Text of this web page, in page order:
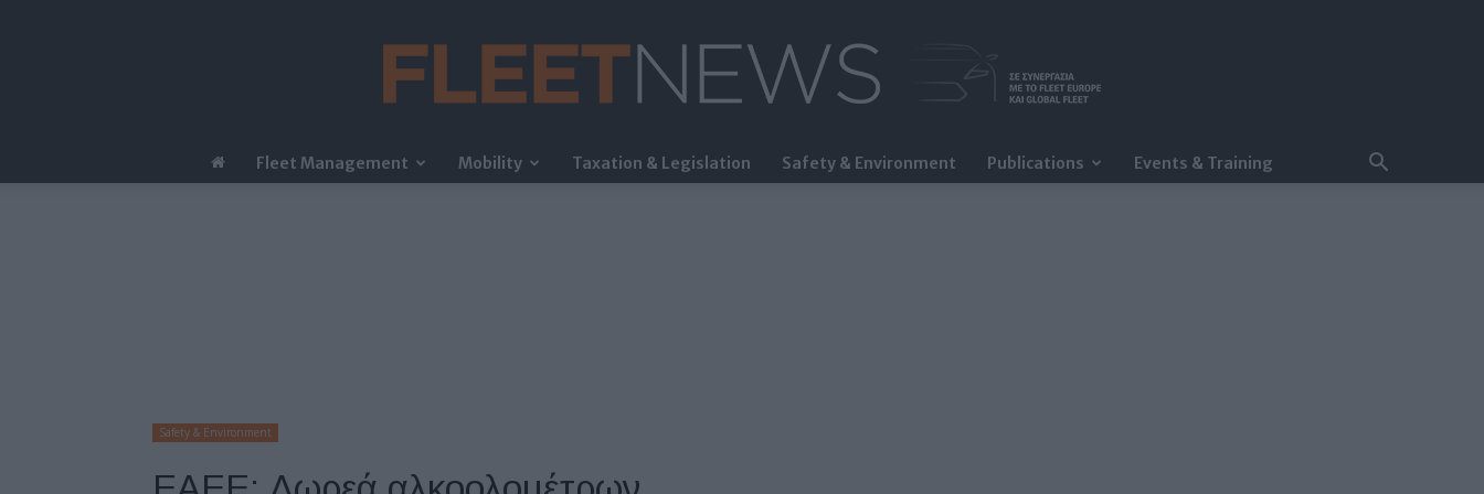
FleetNews
Fleet Management Mobility Taxation & Legislation Safety & Environment Publications Events & Training
Safety & Environment